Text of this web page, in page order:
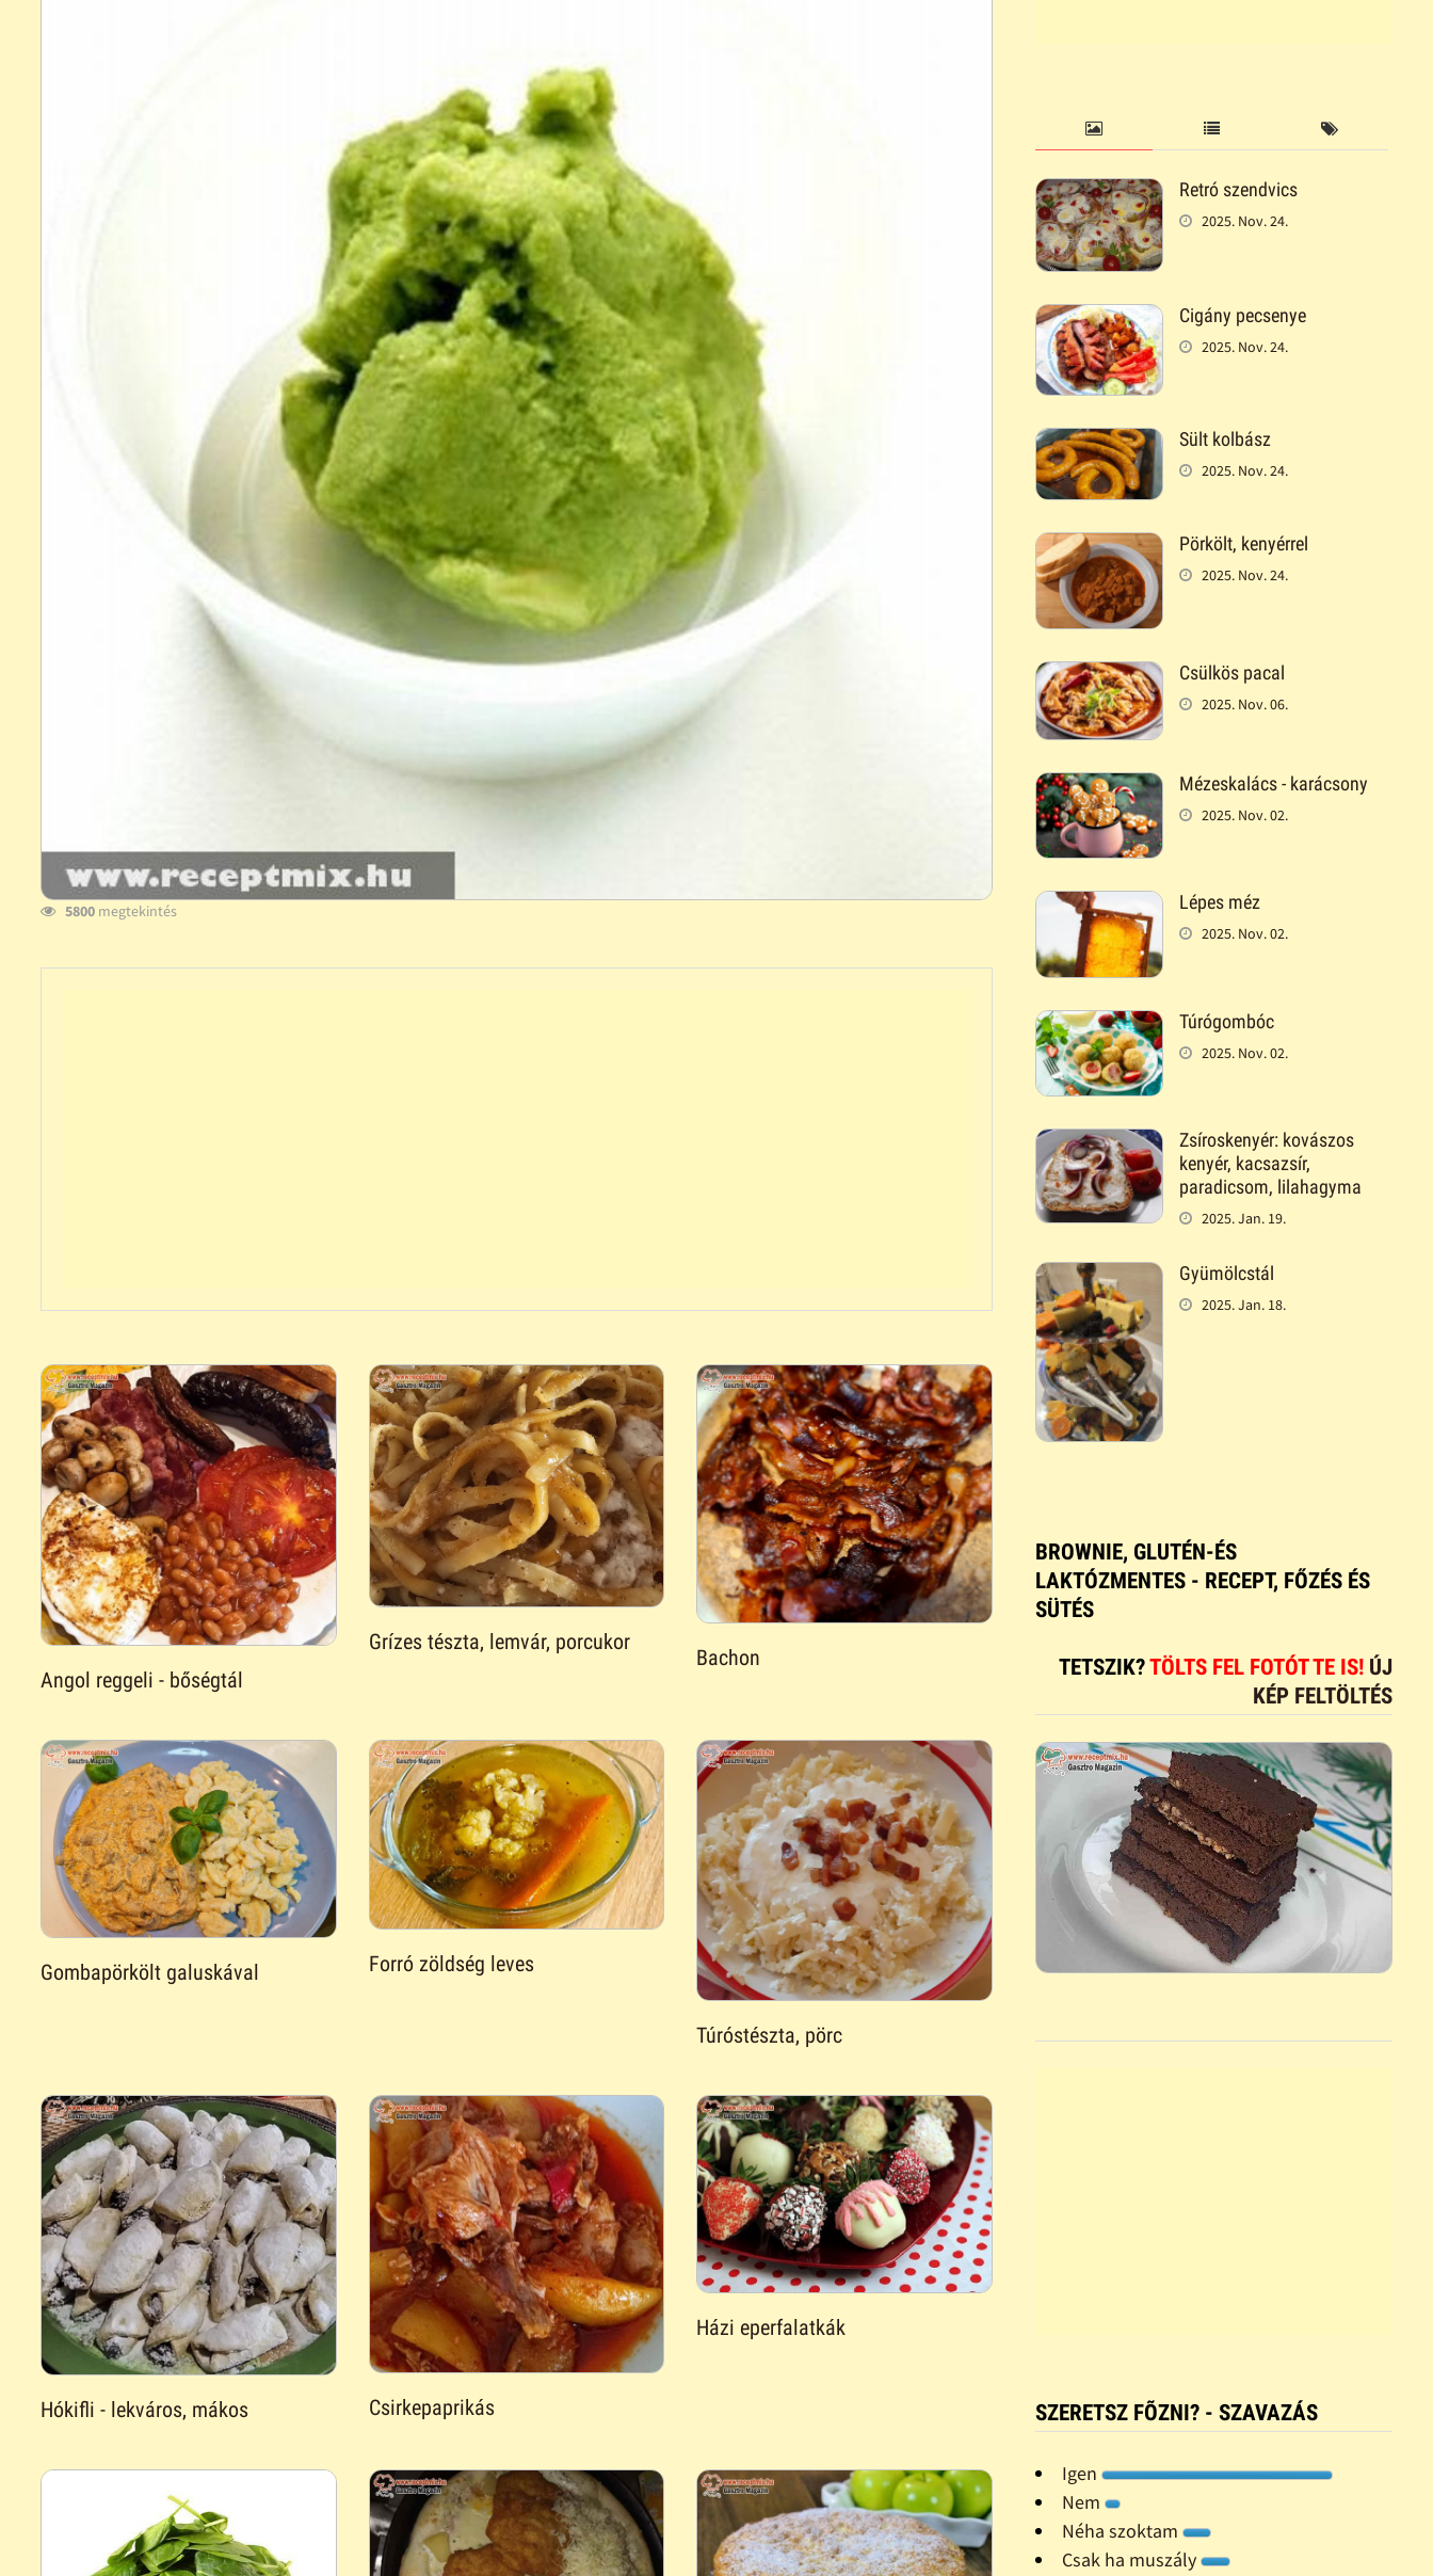
5800 megtekintés
Angol reggeli - bőségtál
Grízes tészta, lemvár, porcukor
Bachon
Gombapörkölt galuskával Forró zöldség leves
Túróstészta, pörc
Hókifli - lekváros, mákos Csirkepaprikás
Házi eperfalatkák
Retró szendvics
2025. Nov. 24.
Cigány pecsenye
2025. Nov. 24.
Sült kolbász
2025. Nov. 24.
Pörkölt, kenyérrel
2025. Nov. 24.
Csülkös pacal
2025. Nov. 06.
Mézeskalács - karácsony
2025. Nov. 02.
Lépes méz
2025. Nov. 02.
Túrógombóc
2025. Nov. 02.
Zsíroskenyér: kovászos
kenyér, kacsazsír,
paradicsom, lilahagyma
2025. Jan. 19.
Gyümölcstál
2025. Jan. 18.
BROWNIE, GLUTÉN-ÉS
LAKTÓZMENTES - RECEPT, FŐZÉS ÉS
SÜTÉS
TETSZIK?TÖLTS FEL FOTÓT TE IS! ÚJ
KÉP FELTÖLTÉS
SZERETSZ FÕZNI? - SZAVAZÁS
Igen
Nem
Néha szoktam
Csak ha muszály